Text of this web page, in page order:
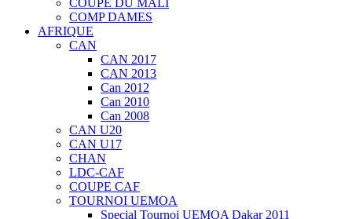
COUPE DU MALI
COMP DAMES
AFRIQUE
CAN
CAN 2017
CAN 2013
Can 2012
Can 2010
Can 2008
CAN U20
CAN U17
CHAN
LDC-CAF
COUPE CAF
TOURNOI UEMOA
Special Tournoi UEMOA Dakar 2011